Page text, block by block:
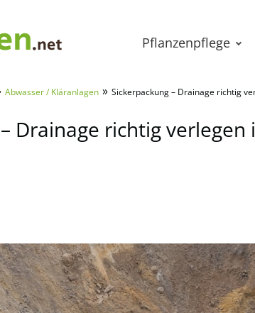
Pflanzenpflege
Abwasser / Kläranlagen » Sickerpackung – Drainage richtig
Drainage richtig verlegen